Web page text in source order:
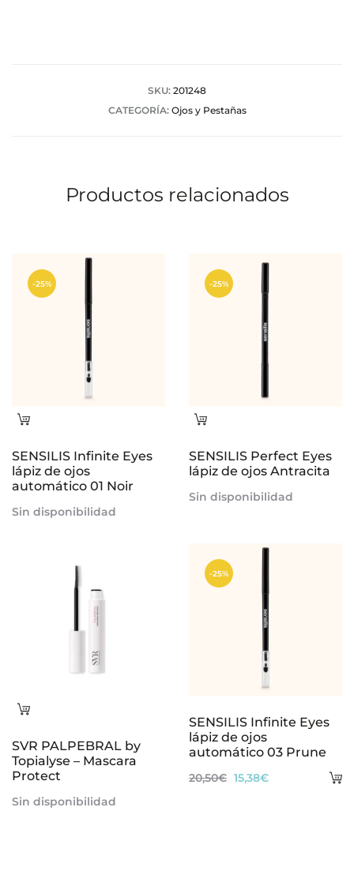
SKU: 201248
CATEGORÍA: Ojos y Pestañas
Productos relacionados
-25%
Leer
SENSILIS Infinite Eyes
lápiz de ojos
automático 01 Noir
Sin disponibilidad
-25%
Leer
SENSILIS Perfect Eyes
lápiz de ojos Antracita
Sin disponibilidad
Leer
SVR PALPEBRAL by
Topialyse – Mascara
Protect
Sin disponibilidad
-25%
SENSILIS Infinite Eyes
lápiz de ojos
automático 03 Prune
20,50€ El
15,38€El